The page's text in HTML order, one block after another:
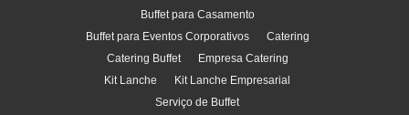
Buffet para Casamento
Buffet para Eventos Corporativos
Catering
Catering Buffet
Empresa Catering
Kit Lanche
Kit Lanche Empresarial
Serviço de Buffet